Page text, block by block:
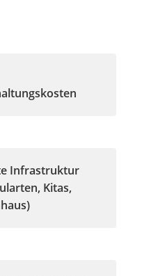
Infrastruktur
Kitas,